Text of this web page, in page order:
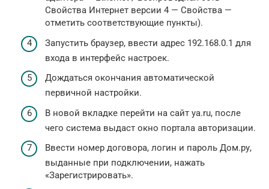
Свойства Интернет версии 4 — Свойства —
отметить соответствующие пункты).
Запустить браузер, ввести адрес 192.168.0.1 для
входа в интерфейс настроек.
Дождаться окончания автоматической
первичной настройки.
В новой вкладке перейти на сайт ya.ru, после
чего система выдаст окно портала авторизации.
Ввести номер договора, логин и пароль Дом.ру,
выданные при подключении, нажать
«Зарегистрировать».